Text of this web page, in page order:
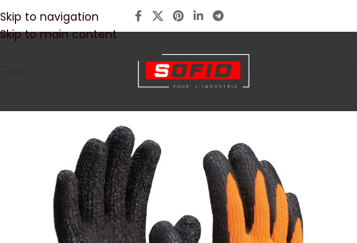
Skip to navigation
Skip to main content